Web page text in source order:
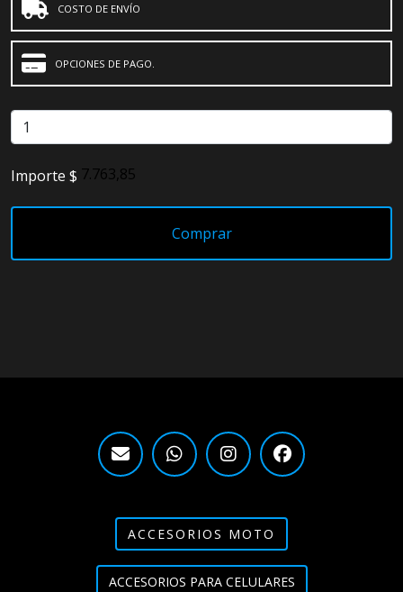
COSTO DE ENVÍO
OPCIONES DE PAGO.
Importe $
Comprar
ACCESORIOS MOTO
ACCESORIOS PARA CELULARES